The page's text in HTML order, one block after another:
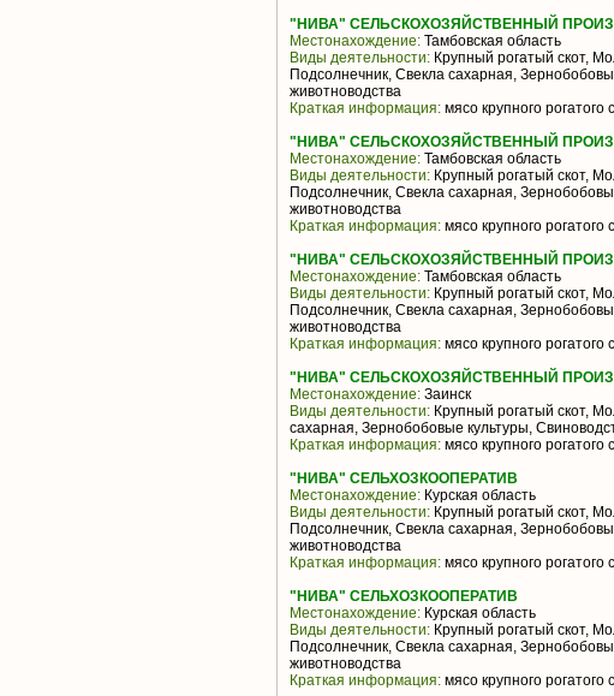
"НИВА" СЕЛЬСКОХОЗЯЙСТВЕННЫЙ
Местонахождение: Тамбовская область
Виды деятельности: Крупный рогатый скот,
Подсолнечник, Свекла сахарная,
животноводства
Краткая информация: мясо крупного рогатого
"НИВА" СЕЛЬСКОХОЗЯЙСТВЕННЫЙ
Местонахождение: Тамбовская область
Виды деятельности: Крупный рогатый скот,
Подсолнечник, Свекла сахарная,
животноводства
Краткая информация: мясо крупного рогатого
"НИВА" СЕЛЬСКОХОЗЯЙСТВЕННЫЙ
Местонахождение: Тамбовская область
Виды деятельности: Крупный рогатый скот,
Подсолнечник, Свекла сахарная,
животноводства
Краткая информация: мясо крупного рогатого
"НИВА" СЕЛЬСКОХОЗЯЙСТВЕННЫЙ
Местонахождение: Заинск
Виды деятельности: Крупный рогатый скот,
сахарная, Зернобобовые культуры,
Краткая информация: мясо крупного рогатого
"НИВА" СЕЛЬХОЗКООПЕРАТИВ
Местонахождение: Курская область
Виды деятельности: Крупный рогатый скот,
Подсолнечник, Свекла сахарная,
животноводства
Краткая информация: мясо крупного рогатого
"НИВА" СЕЛЬХОЗКООПЕРАТИВ
Местонахождение: Курская область
Виды деятельности: Крупный рогатый скот,
Подсолнечник, Свекла сахарная,
животноводства
Краткая информация: мясо крупного рогатого